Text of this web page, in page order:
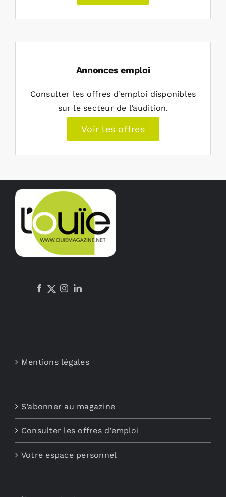
Annonces emploi
Consulter les offres d’emploi disponibles
sur le secteur de l’audition.
Voir les offres
Mentions légales
S’abonner au magazine
Consulter les offres d’emploi
Votre espace personnel